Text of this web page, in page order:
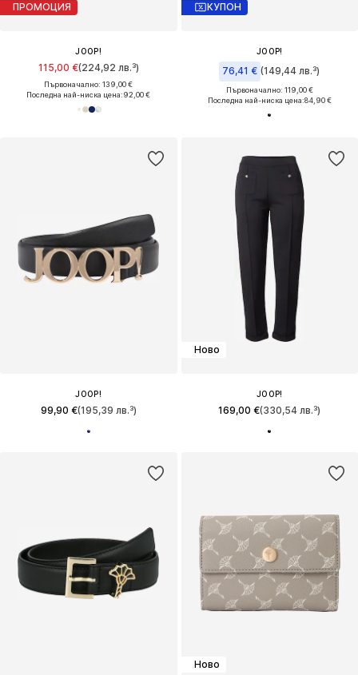
ПРОМОЦИЯ
JOOP!
115,00 €(224,92 лв.³)
Първоначално: 139,00 €
Последна най-ниска цена:92,00 €
КУПОН
JOOP!
76,41 € (149,44 лв.³)
Първоначално: 119,00 €
Последна най-ниска цена:84,90 €
JOOP!
99,90 €(195,39 лв.³)
Ново
JOOP!
169,00 €(330,54 лв.³)
Ново